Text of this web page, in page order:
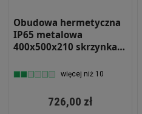
Obudowa hermetyczna
IP65 metalowa
400x500x210 skrzynka
więcej niż 10
726,00 zł